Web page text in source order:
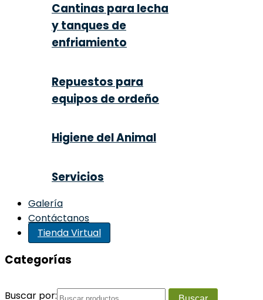
Cantinas para lecha
y tanques de
enfriamiento
Repuestos para
equipos de ordeño
Higiene del Animal
Servicios
Galería
Contáctanos
Tienda Virtual
Categorías
Buscar por: